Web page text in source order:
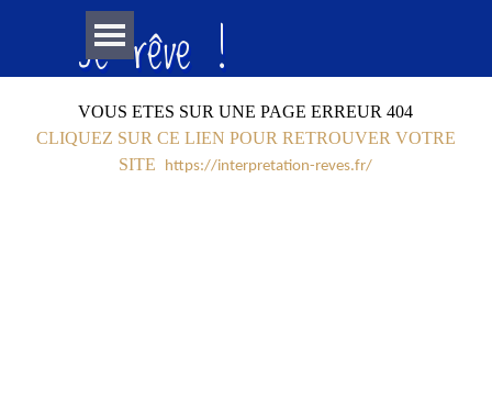
Aller au contenu
Je rêve !
Sauter le menu
VOUS ETES SUR UNE PAGE ERREUR 404
CLIQUEZ SUR CE LIEN POUR RETROUVER VOTRE
SITE
https://interpretation-reves.fr/